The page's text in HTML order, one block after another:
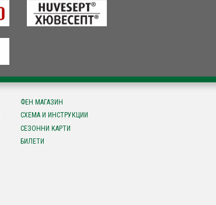
ФЕН МАГАЗИН
СХЕМА И ИНСТРУКЦИИ
СЕЗОННИ КАРТИ
БИЛЕТИ